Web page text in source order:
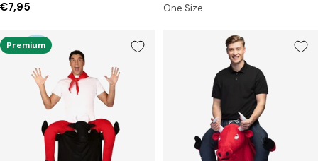
Reguliere
€7,95
prijs
One Size
Premium